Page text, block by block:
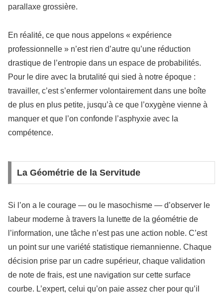
parallaxe grossière.
En réalité, ce que nous appelons « expérience
professionnelle » n’est rien d’autre qu’une réduction
drastique de l’entropie dans un espace de probabilités.
Pour le dire avec la brutalité qui sied à notre époque :
travailler, c’est s’enfermer volontairement dans une boîte
de plus en plus petite, jusqu’à ce que l’oxygène vienne à
manquer et que l’on confonde l’asphyxie avec la
compétence.
La Géométrie de la Servitude
Si l’on a le courage — ou le masochisme — d’observer le
labeur moderne à travers la lunette de la géométrie de
l’information, une tâche n’est pas une action noble. C’est
un point sur une variété statistique riemannienne. Chaque
décision prise par un cadre supérieur, chaque validation
de note de frais, est une navigation sur cette surface
courbe. L’expert, celui qu’on paie assez cher pour qu’il